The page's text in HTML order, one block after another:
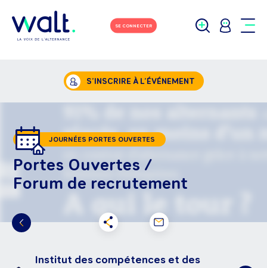
SE CONNECTER
S’INSCRIRE À L’ÉVÉNEMENT
JOURNÉES PORTES OUVERTES
Portes Ouvertes /
Forum de recrutement
Institut des compétences et des